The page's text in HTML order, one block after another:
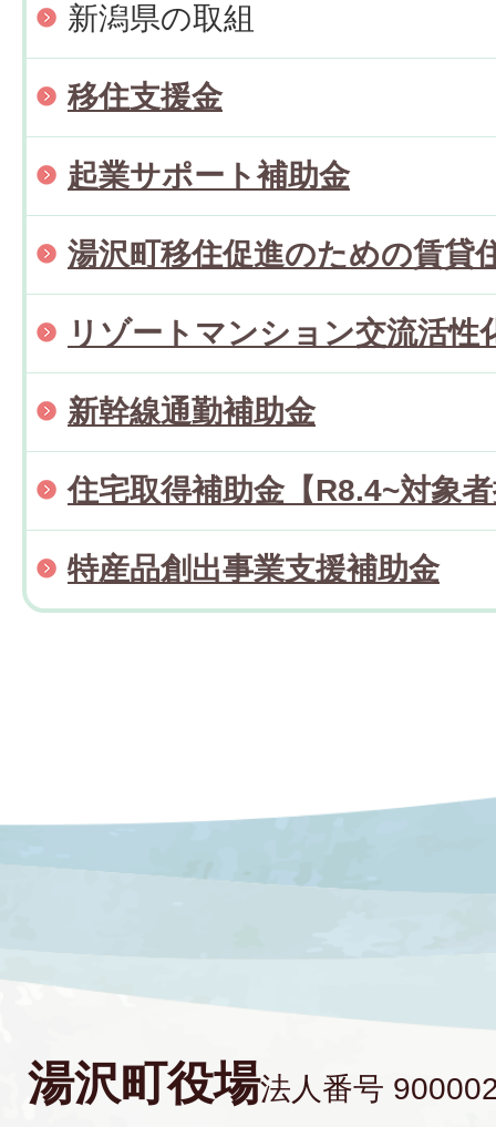
新潟県の取組
移住支援金
起業サポート補助金
湯沢町移住促進のための賃貸
リゾートマンション交流活性
新幹線通勤補助金
住宅取得補助金【R8.4~対象
特産品創出事業支援補助金
湯沢町役場法人番号